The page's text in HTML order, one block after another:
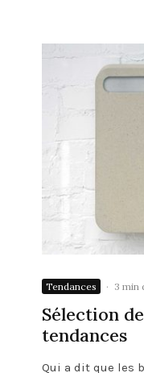
Tendances · 3 min
Sélection
tendances
Qui a dit que les